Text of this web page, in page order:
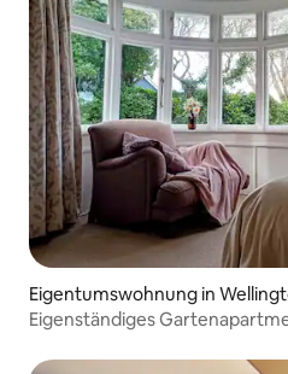
Eigentumswohnung in
Eigenständiges